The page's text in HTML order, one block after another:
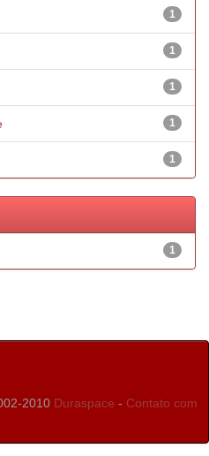
1
1
1
1
1
1
2010 Duraspace - Contato com